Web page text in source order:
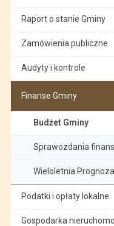
Raport o stanie Gminy
Zamówienia publiczne
Audyty i kontrole
Finanse Gminy
Budżet Gminy
Sprawozdania
Wieloletnia
Podatki i opłaty lokalne
Gospodarka